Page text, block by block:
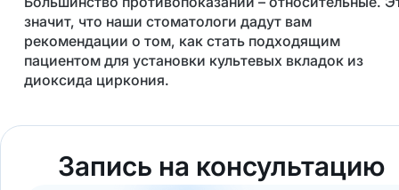
значит, что наши стоматологи дадут вам
рекомендации о том, как стать подходящим
пациентом для установки культевых вкладок из
диоксида циркония.
Запись на консультацию